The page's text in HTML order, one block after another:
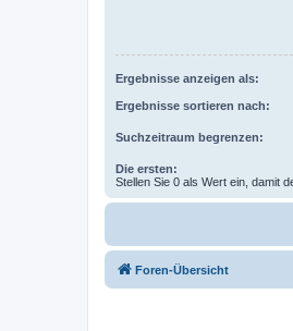
Ergebnisse anzeigen als:
Ergebnisse sortieren nach:
Suchzeitraum begrenzen:
Die ersten:
Stellen Sie 0 als Wert ein, damit
Foren-Übersicht